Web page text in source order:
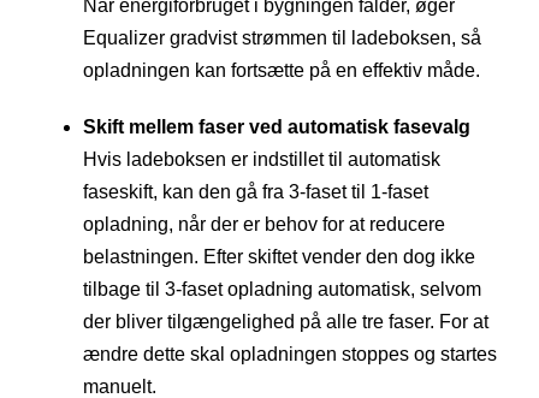
Når energiforbruget i bygningen falder, øger
Equalizer gradvist strømmen til ladeboksen, så
opladningen kan fortsætte på en effektiv måde.
Skift mellem faser ved automatisk fasevalg
Hvis ladeboksen er indstillet til automatisk
faseskift, kan den gå fra 3-faset til 1-faset
opladning, når der er behov for at reducere
belastningen. Efter skiftet vender den dog ikke
tilbage til 3-faset opladning automatisk, selvom
der bliver tilgængelighed på alle tre faser. For at
ændre dette skal opladningen stoppes og startes
manuelt.